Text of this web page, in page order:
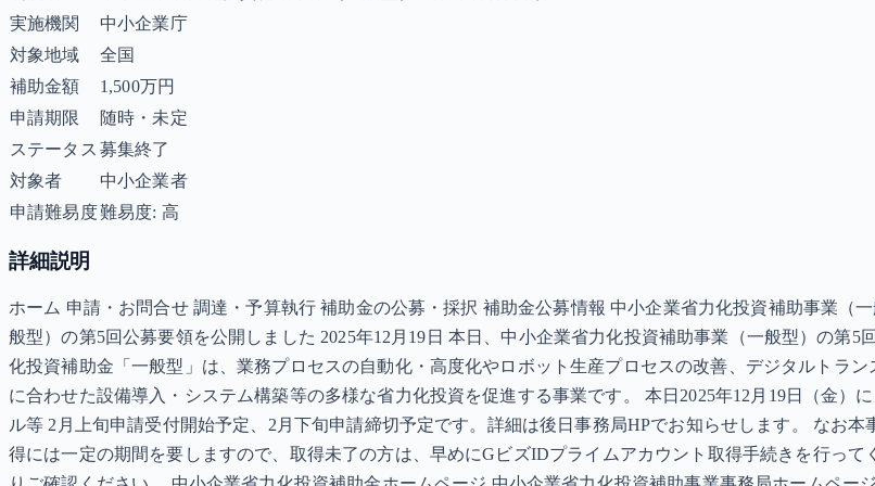
実施機関
中小企業庁
対象地域
全国
補助金額
1,500万円
申請期限
随時・未定
ステータス 募集終了
対象者
中小企業者
申請難易度難易度: 高
詳細説明
ホーム 申請・お問合せ 調達・予算執行 補助金の公募・採択 補助金公募情報 中小企業省力化投資補助事業（
般型）の第5回公募要領を公開しました 2025年12月19日 本日、中小企業省力化投資補助事業（一般型）の第
化投資補助金「一般型」は、業務プロセスの自動化・高度化やロボット生産プロセスの改善、デジタルトラ
に合わせた設備導入・システム構築等の多様な省力化投資を促進する事業です。 本日2025年12月19日（金）
ル等 2月上旬申請受付開始予定、2月下旬申請締切予定です。詳細は後日事務局HPでお知らせします。 なお
得には一定の期間を要しますので、取得未了の方は、早めにGビズIDプライムアカウント取得手続きを行っ